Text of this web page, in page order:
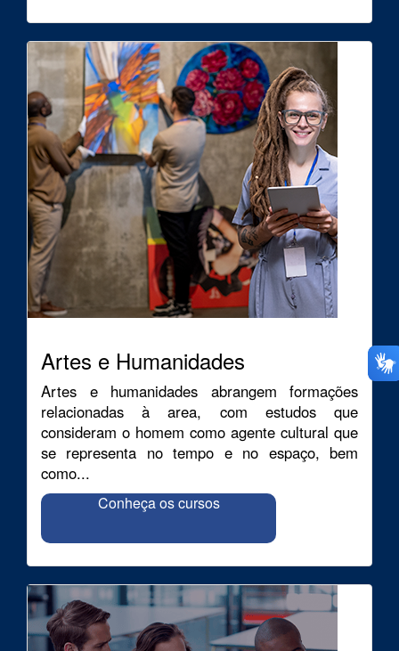
Artes e Humanidades
Artes e humanidades abrangem formações
relacionadas à area, com estudos que
consideram o homem como agente cultural que
se representa no tempo e no espaço, bem
como...
Conheça os cursos